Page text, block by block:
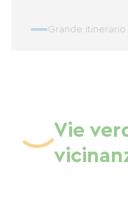
Grande itinerario
Vie